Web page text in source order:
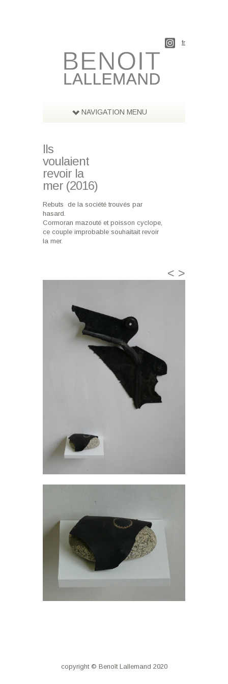
fr
NAVIGATION MENU
Ils
voulaient
revoir la
mer (2016)
Rebuts de la société trouvés par
hasard.
Cormoran mazouté et poisson cyclope,
ce couple improbable souhaitait revoir
la mer.
< >
copyright © Benoît Lallemand 2020